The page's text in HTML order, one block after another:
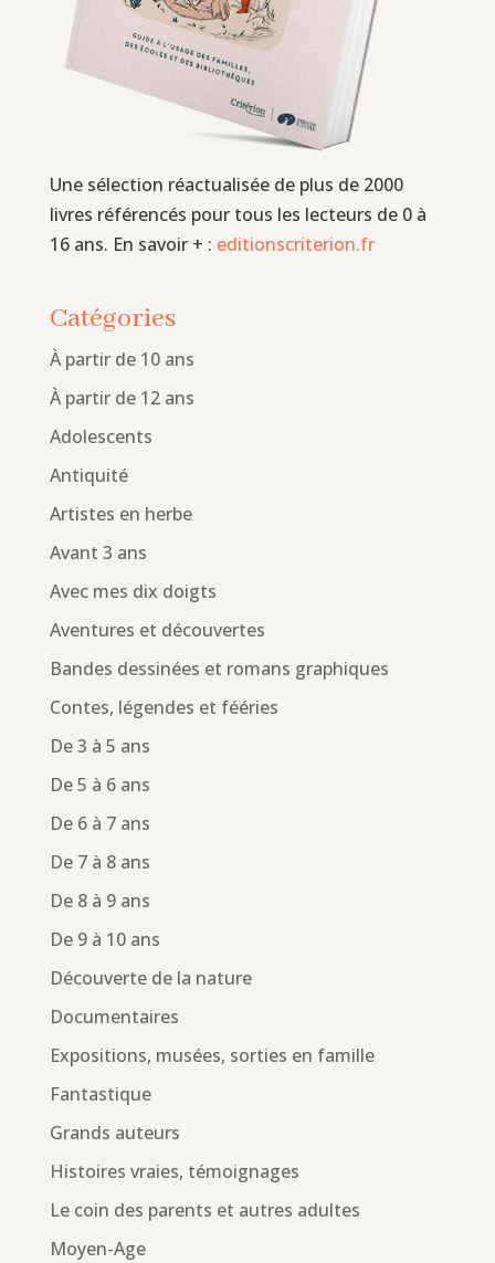
Une sélection réactualisée de plus de 2000
livres référencés pour tous les lecteurs de 0 à
16 ans. En savoir + : editionscriterion.fr
Catégories
À partir de 10 ans
À partir de 12 ans
Adolescents
Antiquité
Artistes en herbe
Avant 3 ans
Avec mes dix doigts
Aventures et découvertes
Bandes dessinées et romans graphiques
Contes, légendes et fééries
De 3 à 5 ans
De 5 à 6 ans
De 6 à 7 ans
De 7 à 8 ans
De 8 à 9 ans
De 9 à 10 ans
Découverte de la nature
Documentaires
Expositions, musées, sorties en famille
Fantastique
Grands auteurs
Histoires vraies, témoignages
Le coin des parents et autres adultes
Moyen-Age